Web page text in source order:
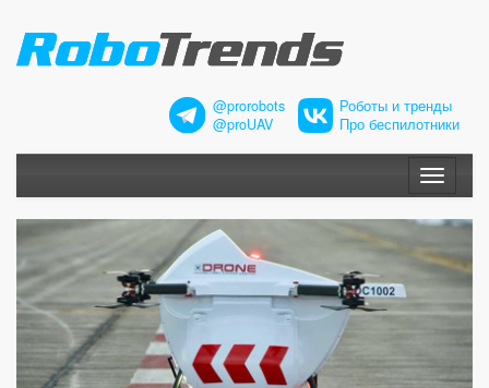
@prorobots
@proUAV
Роботы и тренды
Про беспилотники
Меню